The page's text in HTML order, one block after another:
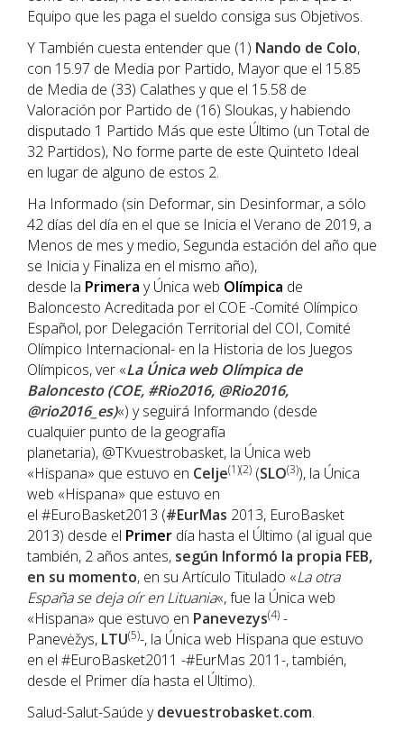
Equipo que les paga el sueldo consiga sus Objetivos.
Y También cuesta entender que (1) Nando de Colo,
con 15.97 de Media por Partido, Mayor que el 15.85
de Media de (33) Calathes y que el 15.58 de
Valoración por Partido de (16) Sloukas, y habiendo
disputado 1 Partido Más que este Último (un Total de
32 Partidos), No forme parte de este Quinteto Ideal
en lugar de alguno de estos 2.
Ha Informado (sin Deformar, sin Desinformar, a sólo
42 días del día en el que se Inicia el Verano de 2019, a
Menos de mes y medio, Segunda estación del año que
se Inicia y Finaliza en el mismo año),
desde la Primera y Única web Olímpica de
Baloncesto Acreditada por el COE -Comité Olímpico
Español, por Delegación Territorial del COI, Comité
Olímpico Internacional- en la Historia de los Juegos
Olímpicos, ver «La Única web Olímpica de
Baloncesto (COE, #Rio2016, @Rio2016,
@rio2016_es)«) y seguirá Informando (desde
cualquier punto de la geografía
planetaria), @TKvuestrobasket, la Única web
«Hispana» que estuvo en Celje(1)(2) (SLO(3)), la Única
web «Hispana» que estuvo en
el #EuroBasket2013 (#EurMas 2013, EuroBasket
2013) desde el Primer día hasta el Último (al igual que
también, 2 años antes, según Informó la propia FEB,
en su momento, en su Artículo Titulado «La otra
España se deja oír en Lituania«, fue la Única web
«Hispana» que estuvo en Panevezys(4) -
Panevėžys, LTU(5)-, la Única web Hispana que estuvo
en el #EuroBasket2011 -#EurMas 2011-, también,
desde el Primer día hasta el Último).
Salud-Salut-Saúde ydevuestrobasket.com.